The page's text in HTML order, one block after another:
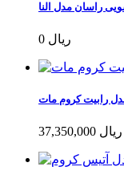
راسان مدل النا
0 ریال
رابیت کروم مات
37,350,000 ریال